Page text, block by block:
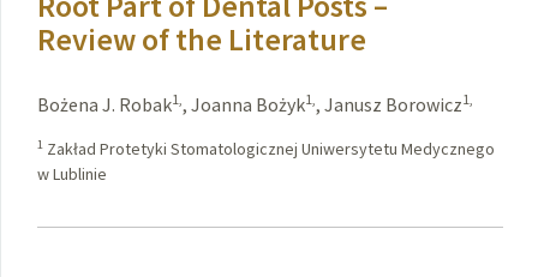
Review of the Literature
Bożena J. Robak1,, Joanna Bożyk1,, Janusz Borowicz1,
1 Zakład Protetyki Stomatologicznej Uniwersytetu Medycznego
w Lublinie